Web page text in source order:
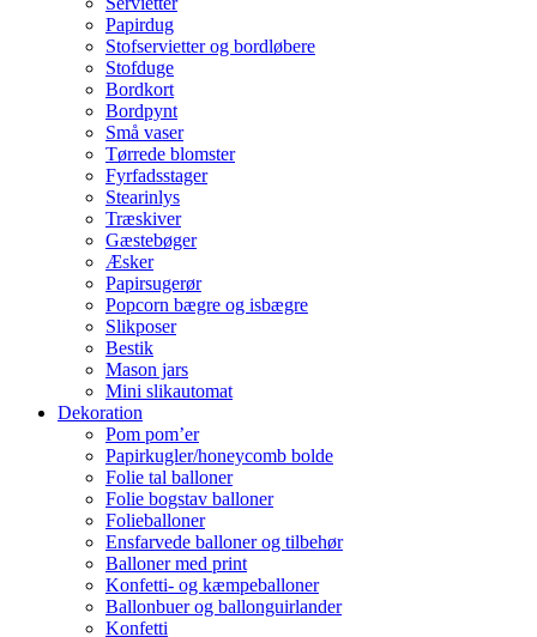
Papirdug
Stofservietter og bordløbere
Stofduge
Bordkort
Bordpynt
Små vaser
Tørrede blomster
Fyrfadsstager
Stearinlys
Træskiver
Gæstebøger
Æsker
Papirsugerør
Popcorn bægre og isbægre
Slikposer
Bestik
Mason jars
Mini slikautomat
Dekoration
Pom pom’er
Papirkugler/honeycomb bolde
Folie tal balloner
Folie bogstav balloner
Folieballoner
Ensfarvede balloner og tilbehør
Balloner med print
Konfetti- og kæmpeballoner
Ballonbuer og ballonguirlander
Konfetti